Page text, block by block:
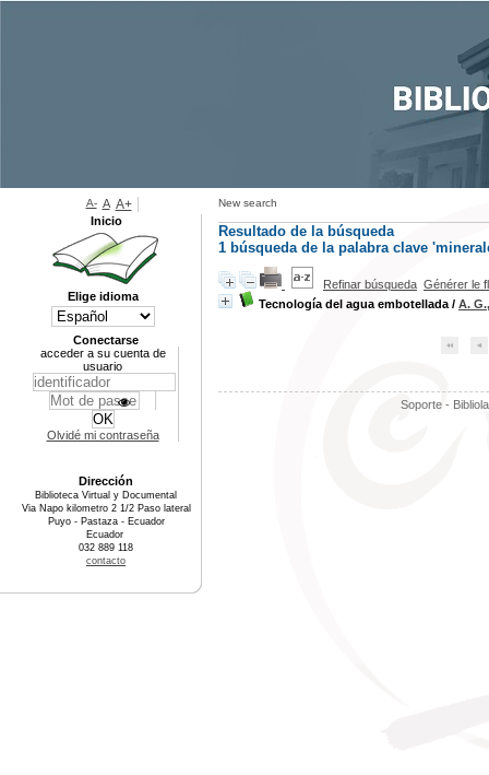
New search
Resultado de la búsqueda
1 búsqueda de la palabra clave
Refinar búsqueda Générer le
Tecnología del agua embotellada / A.
Soporte -
A- A A+
Inicio
Elige idioma
Conectarse
acceder a su cuenta de
usuario
Olvidé mi contraseña
Dirección
Biblioteca Virtual y Documental
Via Napo kilometro 2 1/2 Paso lateral
Puyo - Pastaza - Ecuador
Ecuador
032 889 118
contacto